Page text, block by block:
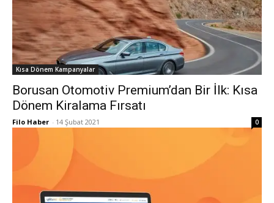
Kısa Dönem Kampanyalar
Borusan Otomotiv Premium’dan Bir İlk: Kısa
Dönem Kiralama Fırsatı
Filo Haber - 14 Şubat 2021 0